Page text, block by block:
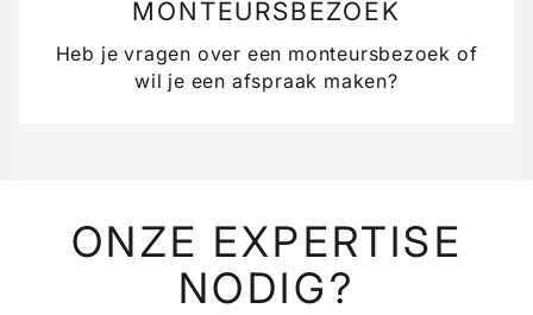
MONTEURSBEZOEK
Heb je vragen over een monteursbezoek of
wil je een afspraak maken?
ONZE EXPERTISE
NODIG?